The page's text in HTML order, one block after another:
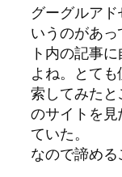
グーグルア
いうのがあ
ト内の記事
よね。とて
索してみた
のサイトを
ていた。
なので諦める